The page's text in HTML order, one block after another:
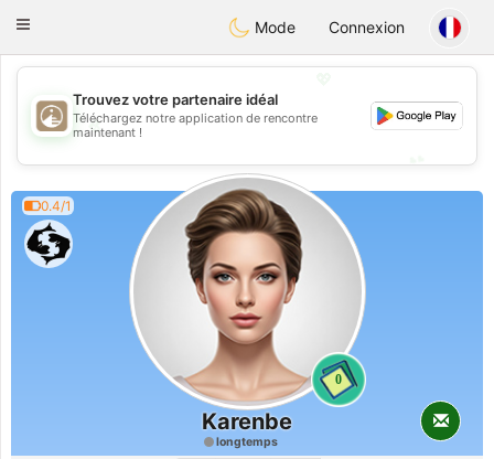
Bahebik
Toggle
Mode Connexion
💖
💕
Trouvez votre partenaire idéal
Téléchargez notre application de rencontre
maintenant !
0.4/1
0
Karenbe
longtemps